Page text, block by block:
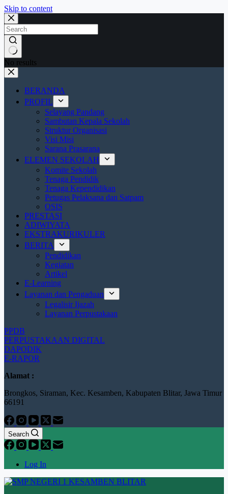
Skip to content
No results
BERANDA
PROFIL
Selayang Pandang
Sambutan Kepala Sekolah
Struktur Organisasi
Visi Misi
Sarana Prasarana
ELEMEN SEKOLAH
Komite Sekolah
Tenaga Pendidik
Tenaga Kependidikan
Petugas Pelaksana dan Satpam
OSIS
PRESTASI
ADIWIYATA
EKSTRAKURIKULER
BERITA
Pendidikan
Kegiatan
Artikel
E-Learning
Layanan dan Pengaduan
Legalisir Ijazah
Layanan Perpustakaan
PPDB
PERPUSTAKAAN DIGITAL
DAPODIK
E-RAPOR
Alamat :
Brongkos, Siraman, Kec. Kesamben, Kabupaten Blitar, Jawa Timur
66191
Search
Log In